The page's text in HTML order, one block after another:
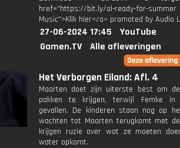
href="https://bit.ly/al-ready-for-summer
Music">Klik hier</a> promoted by Audio
27-06-2024 17:45
YouTube
Gamen.TV
Alle afleveringen
Het Verborgen Eiland: Afl. 4
Maarten doet zijn uiterste best om
pakken te krijgen, terwijl Femke
gevallen. De kinderen staan nog op
wachten tot Maarten terugkomt met
krijgen ruzie over wat ze moeten
water opkomt.